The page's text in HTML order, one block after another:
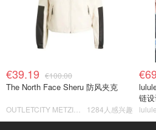
€39.19 €100.00
The North Face Sheru 防风夹克
1284人感兴趣
链